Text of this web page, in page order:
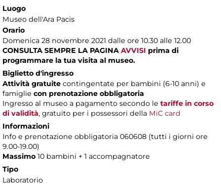
Luogo
Museo dell'Ara Pacis
Orario
Domenica 28 novembre 2021 dalle ore 10.30 alle 12.00
CONSULTA SEMPRE LA PAGINA AVVISI prima di
programmare la tua visita al museo.
Biglietto d'ingresso
Attività gratuite contingentate per bambini (6-10 anni) e
famiglie con prenotazione obbligatoria
Ingresso al museo a pagamento secondo le tariffe in corso
di validità, gratuito per i possessori della MiC card
Informazioni
Info e prenotazione obbligatoria 060608 (tutti i giorni ore
9.00-19.00)
Massimo 10 bambini + 1 accompagnatore
Tipo
Laboratorio